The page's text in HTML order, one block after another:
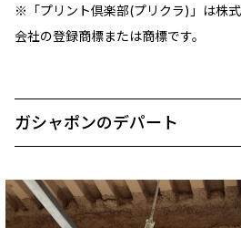
※「プリント倶楽部(プリクラ)」は株
会社の登録商標または商標です。
ガシャポンのデパート